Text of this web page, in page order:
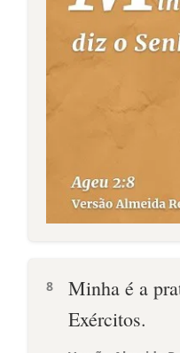
8
Minha é a
Exércitos.